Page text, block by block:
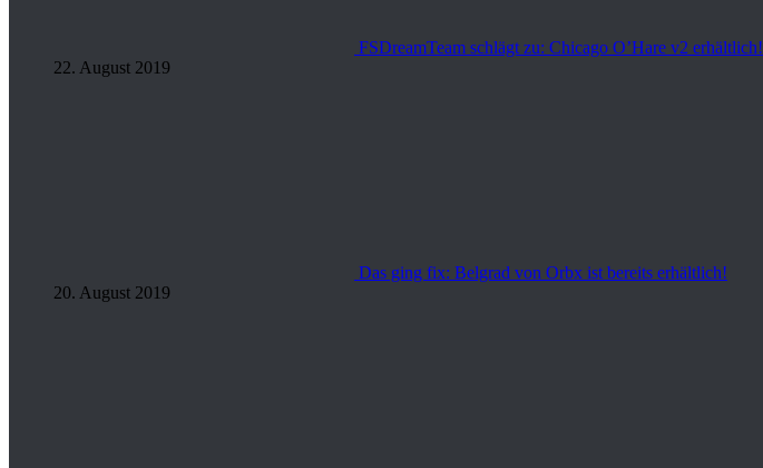
FSDreamTeam schlägt zu: Chicago O’Hare v2 erhältlich!
22. August 2019
Das ging fix: Belgrad von Orbx ist bereits erhältlich!
20. August 2019